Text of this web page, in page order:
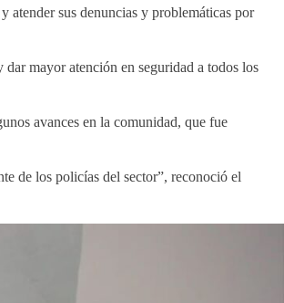
atender sus denuncias y problemáticas por
mayor atención en seguridad a todos los
avances en la comunidad, que fue
de los policías del sector”, reconoció el